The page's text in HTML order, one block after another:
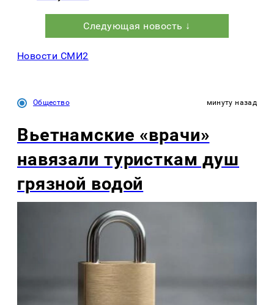
Следующая новость ↓
Новости СМИ2
Общество минуту назад
Вьетнамские «врачи»
навязали туристкам душ
грязной водой